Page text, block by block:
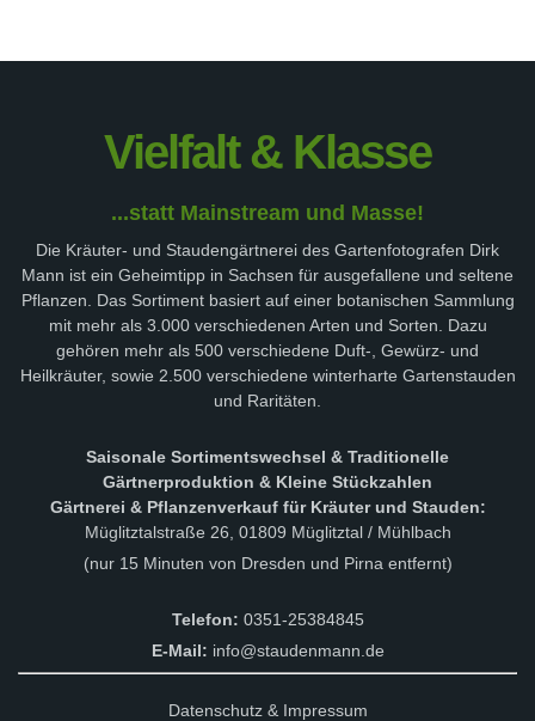
Vielfalt & Klasse
...statt Mainstream und Masse!
Die Kräuter- und Staudengärtnerei des Gartenfotografen Dirk
Mann ist ein Geheimtipp in Sachsen für ausgefallene und seltene
Pflanzen. Das Sortiment basiert auf einer botanischen Sammlung
mit mehr als 3.000 verschiedenen Arten und Sorten. Dazu
gehören mehr als 500 verschiedene Duft-, Gewürz- und
Heilkräuter, sowie 2.500 verschiedene winterharte Gartenstauden
und Raritäten.
Saisonale Sortimentswechsel & Traditionelle
Gärtnerproduktion & Kleine Stückzahlen
Gärtnerei & Pflanzenverkauf für Kräuter und Stauden:
Müglitztalstraße 26, 01809 Müglitztal / Mühlbach
(nur 15 Minuten von Dresden und Pirna entfernt)
Telefon: 0351-25384845
E-Mail: info@staudenmann.de
Datenschutz & Impressum